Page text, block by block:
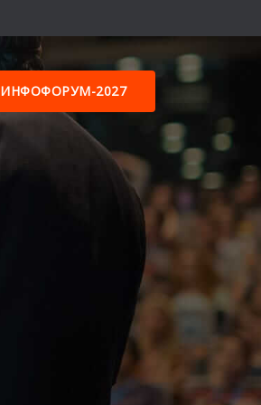
ИНФОФОРУМ-2027